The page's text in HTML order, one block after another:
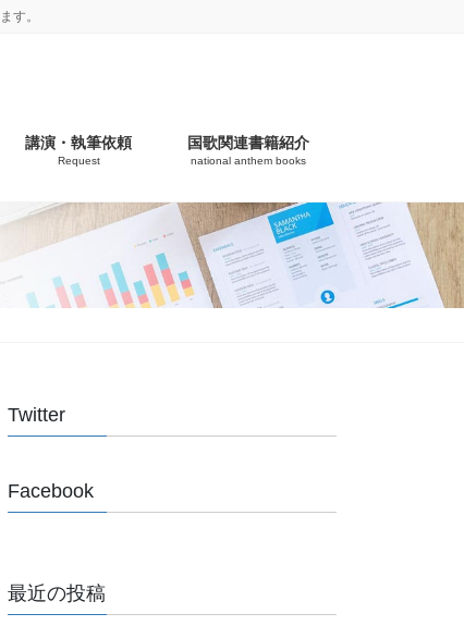
す。
講演・執筆依頼
Request
国歌関連書籍紹介
national anthem books
Twitter
Facebook
最近の投稿